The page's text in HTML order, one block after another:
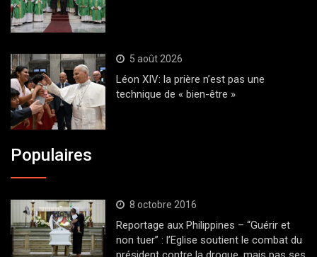
5 août 2026
Léon XIV: la prière n’est pas une
technique de « bien-être »
Populaires
8 octobre 2016
Reportage aux Philippines – “Guérir et
non tuer” : l’Eglise soutient le combat du